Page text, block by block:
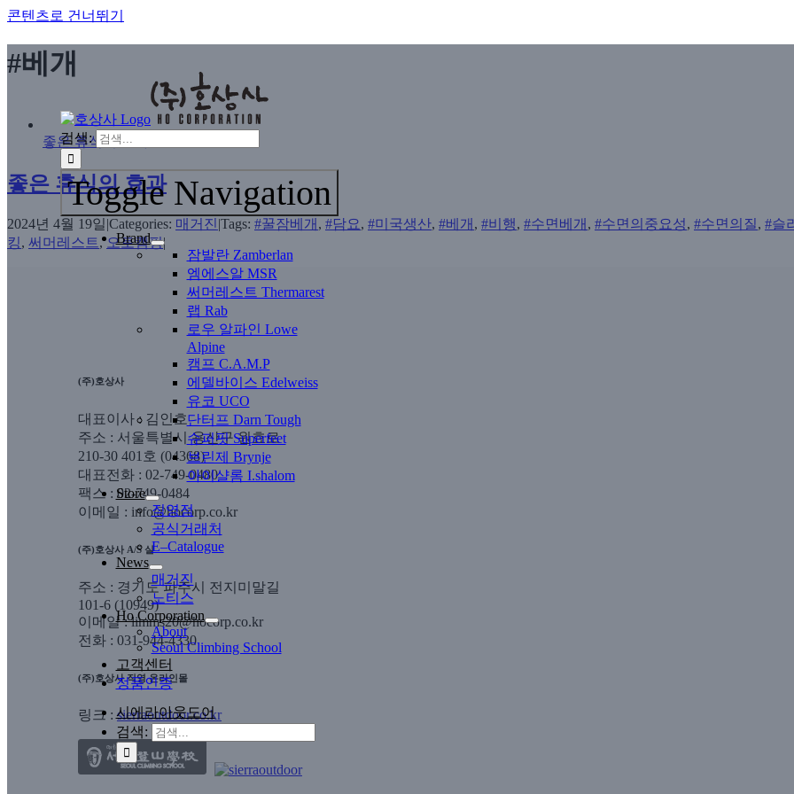
콘텐츠로 건너뛰기
검색:
Toggle Navigation
Brand
잠발란 Zamberlan
엠에스알 MSR
써머레스트 Thermarest
랩 Rab
로우 알파인 Lowe
Alpine
캠프 C.A.M.P
에델바이스 Edelweiss
유코 UCO
단터프 Darn Tough
슈퍼핏 Superfeet
브린제 Brynje
아이샬롬 I.shalom
Store
직영점
공식거래처
E–Catalogue
News
매거진
노티스
Ho Corporation
About
Seoul Climbing School
고객센터
정품인증
시에라아웃도어
검색:
#베개
좋은 휴식의 효과
좋은 휴식의 효과
2024년 4월 19일|Categories: 매거진 |Tags: #꿀잠베개 , #담요, #미국생산, #베개 , #비행, #수면베개 , #수면의중요성, #수면의질, #슬
킹, 써머레스트 ,오토캠핑|
(주)호상사
대표이사 : 김인호
주소 : 서울특별시 용산구 원효로
210-30 401호 (04368)
대표전화 : 02-749-0480
팩스 : 02-749-0484
이메일 : info@hocorp.co.kr
(주)호상사 A/S 실
주소 : 경기도 파주시 전지미말길
101-6 (10949)
이메일 : limms20@hocorp.co.kr
전화 : 031-944-4330
(주)호상사 직영 온라인몰
링크 :sierraoutdoor.co.kr